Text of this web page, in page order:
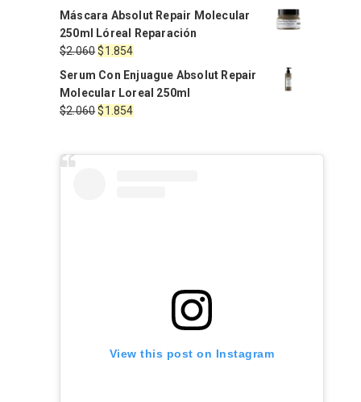
precio
original
era:
$2.470.
precio
actual
es:
$2.223.
Máscara Absolut Repair Molecular
250ml Lóreal Reparación
$2.060El
precio
original
era:
$2.060.
$1.854El
precio
actual
es:
$1.854.
Serum Con Enjuague Absolut Repair
Molecular Loreal 250ml
$2.060El
$1.854El
View this post on Instagram